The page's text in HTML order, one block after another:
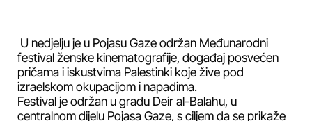
U nedjelju je u Pojasu Gaze održan Međunarodni
festival ženske kinematografije, događaj posvećen
pričama i iskustvima Palestinki koje žive pod
izraelskom okupacijom i napadima.
Festival je održan u gradu Deir al-Balahu, u
centralnom dijelu Pojasa Gaze, s ciljem da se prikaže